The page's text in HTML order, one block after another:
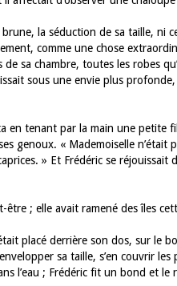
brune, la séduction de sa taille, ni
comme une chose
sa chambre, toutes les robes
sous une envie plus
en tenant par la main une petite
genoux. « Mademoiselle
» Et Frédéric se réjouissait
; elle avait ramené des îles
placé derrière son dos, sur le
sa taille, s’en couvrir
l’eau ; Frédéric fit un bond et le